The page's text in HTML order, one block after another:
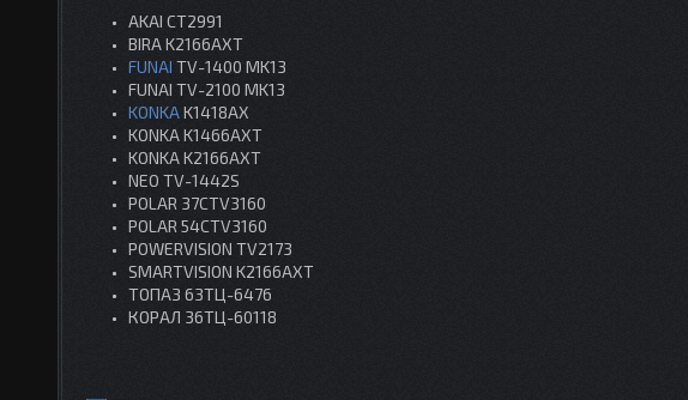
AKAI CT2991
BIRA K2166AXT
FUNAI TV-1400 MK13
FUNAI TV-2100 MK13
KONKAK1418AX
KONKA K1466AXT
KONKA K2166AXT
NEO TV-1442S
POLAR 37CTV3160
POLAR 54CTV3160
POWERVISION TV2173
SMARTVISION K2166AXT
ТОПАЗ 63ТЦ-6476
КОРАЛ 36ТЦ-60118